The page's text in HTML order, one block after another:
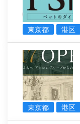
東京都 港区
東京都 港区